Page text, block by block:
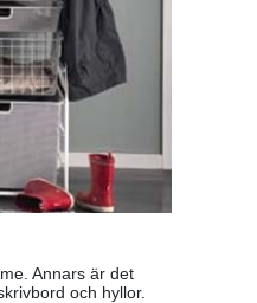
Annars är det
och hyllor.